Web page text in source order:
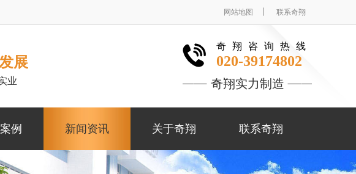
网站地图 联系奇翔
展
业
奇翔咨询热线
020-39174802
奇翔实力制造
例 新闻资讯 关于奇翔 联系奇翔